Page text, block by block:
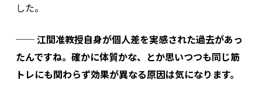
した。
── 江間准教授自身が個人差を実感された過去があっ
たんですね。確かに体質かな、とか思いつつも同じ筋
トレにも関わらず効果が異なる原因は気になります。